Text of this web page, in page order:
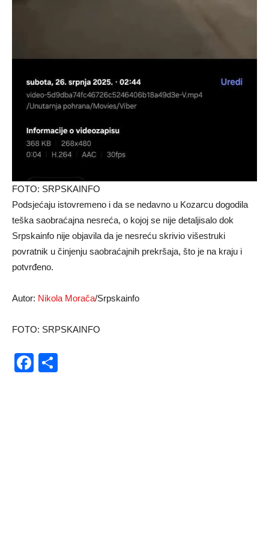
FOTO: SRPSKAINFO
Podsjećaju istovremeno i da se nedavno u Kozarcu dogodila
teška saobraćajna nesreća, o kojoj se nije detaljisalo dok
Srpskainfo nije objavila da je nesreću skrivio višestruki
povratnik u činjenju saobraćajnih prekršaja, što je na kraju i
potvrđeno.
Autor: Nikola Morača/Srpskainfo
FOTO: SRPSKAINFO
Facebook